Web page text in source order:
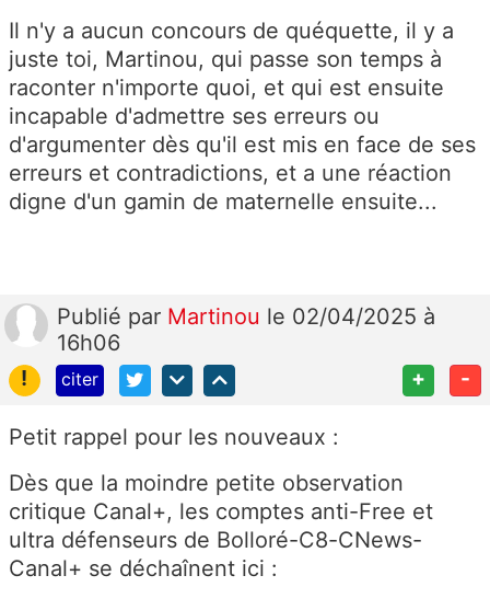
Il n'y a aucun concours de quéquette, il y a
juste toi, Martinou, qui passe son temps à
raconter n'importe quoi, et qui est ensuite
incapable d'admettre ses erreurs ou
d'argumenter dès qu'il est mis en face de ses
erreurs et contradictions, et a une réaction
digne d'un gamin de maternelle ensuite...
Publié par Martinou le 02/04/2025 à
16h06
!
citer + -
Petit rappel pour les nouveaux :
Dès que la moindre petite observation
critique Canal+, les comptes anti-Free et
ultra défenseurs de Bolloré-C8-CNews-
Canal+ se déchaînent ici :